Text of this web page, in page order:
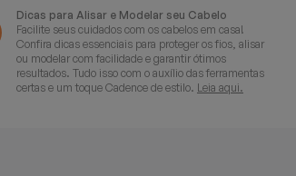
Dicas para Alisar e Modelar seu Cabelo
Facilite seus cuidados com os cabelos em casa!
Confira dicas essenciais para proteger os fios, alisar
ou modelar com facilidade e garantir ótimos
resultados. Tudo isso com o auxílio das ferramentas
certas e um toque Cadence de estilo. Leia aqui.